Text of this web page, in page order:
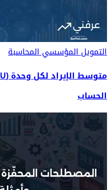
التمويل المؤسسيالمحاسبة
الحساب